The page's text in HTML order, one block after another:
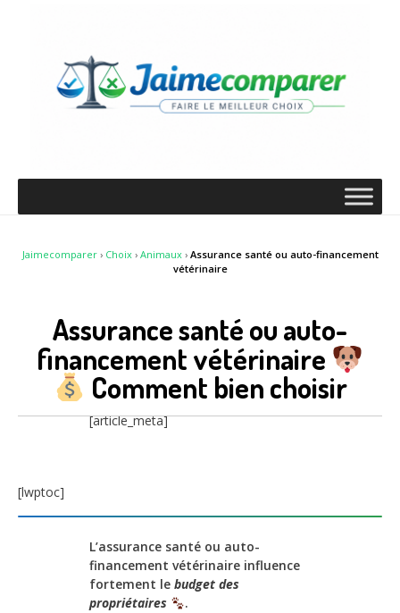
Jaimecomparer› Choix› Animaux› Assurance santé ou auto-financement
vétérinaire
Assurance santé ou auto-
financement vétérinaire
Comment bien choisir
[article_meta]
[lwptoc]
L’assurance santé ou auto-
financement vétérinaire influence
fortement le budget des
propriétaires
.